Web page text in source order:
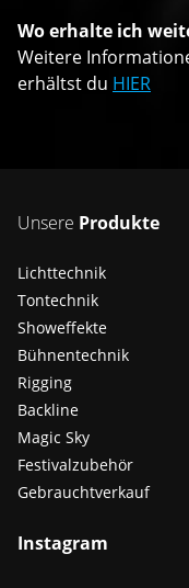
Wo erhalte ich
Weitere
erhältst du HIER
Unsere Produkte
Lichttechnik
Tontechnik
Showeffekte
Bühnentechnik
Rigging
Backline
Magic Sky
Festivalzubehör
Gebrauchtverkauf
Instagram